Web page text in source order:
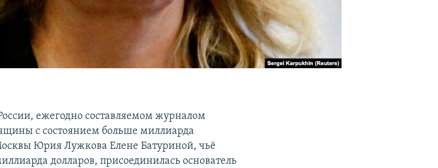
ежегодно составляемом журналом
с состоянием больше миллиарда
Юрия Лужкова Елене Батуриной, чьё
долларов, присоединилась основатель